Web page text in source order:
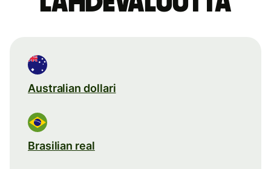
Australian dollari
Brasilian real